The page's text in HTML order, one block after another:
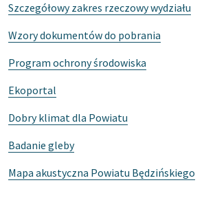
Szczegółowy zakres rzeczowy wydziału
Wzory dokumentów do pobrania
Program ochrony środowiska
Ekoportal
Dobry klimat dla Powiatu
Badanie gleby
Mapa akustyczna Powiatu Będzińskiego